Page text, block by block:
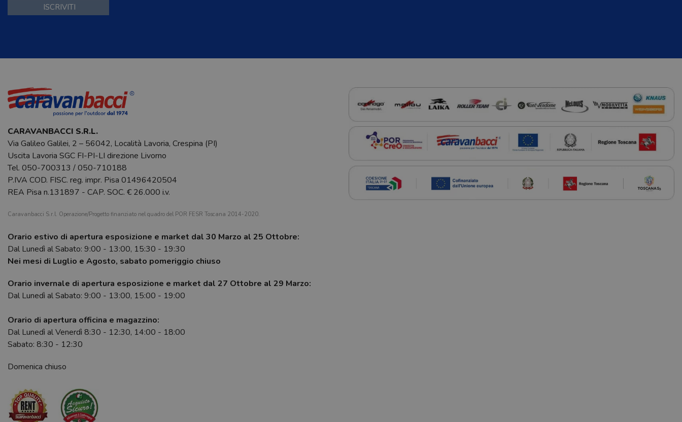
CARAVANBACCI S.R.L.
Via Galileo Galilei, 2 – 56042, Località Lavoria, Crespina (PI)
Uscita Lavoria SGC FI-PI-LI direzione Livorno
Tel. 050-700313 /050-710188
P.IVA COD. FISC. reg. impr. Pisa 01496420504
REA Pisa n.131897 - CAP. SOC. € 26.000 i.v.
Caravanbacci S.r.l. Operazione/Progetto finanziato nel quadro del POR FESR Toscana 2014-2020.
Orario estivo di apertura esposizione e market dal 30 Marzo al 25 Ottobre:
Dal Lunedì al Sabato: 9:00 - 13:00, 15:30 - 19:30
Nei mesi di Luglio e Agosto, sabato pomeriggio chiuso
Orario invernale di apertura esposizione e market dal 27 Ottobre al 29 Marzo:
Dal Lunedì al Sabato: 9:00 - 13:00, 15:00 - 19:00
Orario di apertura officina e magazzino:
Dal Lunedì al Venerdì 8:30 - 12:30, 14:00 - 18:00
Sabato: 8:30 - 12:30
Domenica chiuso